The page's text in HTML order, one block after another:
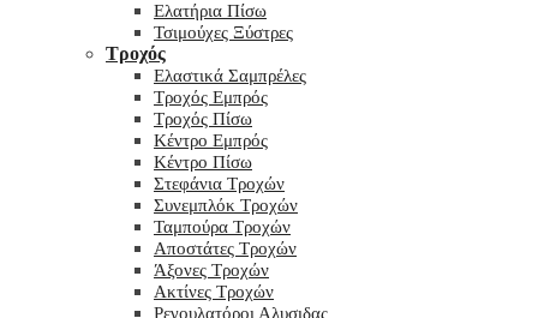
Ελατήρια Πίσω
Τσιμούχες Ξύστρες
Τροχός
Ελαστικά Σαμπρέλες
Τροχός Εμπρός
Τροχός Πίσω
Κέντρο Εμπρός
Κέντρο Πίσω
Στεφάνια Τροχών
Συνεμπλόκ Τροχών
Ταμπούρα Τροχών
Αποστάτες Τροχών
Άξονες Τροχών
Ακτίνες Τροχών
Ρεγουλατόροι Αλυσιδας